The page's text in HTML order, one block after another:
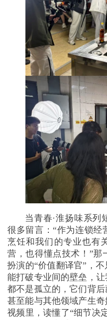
当青春·淮扬味系列
很多留言：“作为连锁经
烹饪和我们的专业也
营，也得懂点技术！”那
扮演的“价值翻译官”，
能打破专业间的壁垒，
都不是孤立的，它们背后
甚至能与其他领域产生
视频里，读懂了“细节